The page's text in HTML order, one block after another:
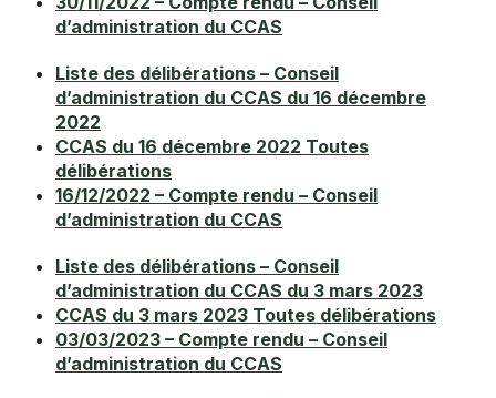
Communauté Urbaine d’Arras
Partenariat avec Saint-Nicolas-Lez-Arras
Plan communal de sauvegarde
EQUIPEMENTS SPORTIFS ET LOISIRS
Jardins familiaux
La Maison du Temps Libre
Disc golf
Barbecues
Associations
ÉQUIPEMENTS SPORTIFS
City Park
Skate Park
Racket World
Riverside Park
Chemin de halage
Caniparcs
Distributeurs « Canisacs »
Centre Canin (Walking dog)
DÉVELOPPEMENT DURABLE
Biodiversité
Mobilité
Cueillette
Service Cimetière
La Maison du Temps Libre
Aides / services Séniors
Vos droits
ÉTAT CIVIL
d’administration du CCAS
Liste des délibérations – Conseil
d’administration du CCAS du 16 décembre
2022
CCAS du 16 décembre 2022 Toutes
délibérations
16/12/2022 – Compte rendu – Conseil
d’administration du CCAS
Liste des délibérations – Conseil
d’administration du CCAS du 3 mars 2023
CCAS du 3 mars 2023 Toutes délibérations
03/03/2023 – Compte rendu – Conseil
d’administration du CCAS